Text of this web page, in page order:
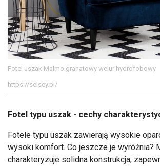
Fotel uszak Malmo granatowy welur hydrofobowy
https://selsey.pl/
Fotel typu uszak - cechy
Fotele typu uszak zawierają wysokie
wysoki komfort. Co jeszcze je wyróżnia?
charakteryzuje solidna konstrukcja,